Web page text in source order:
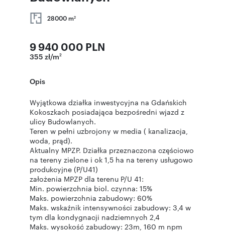
28000 m2
9 940 000 PLN
355 zł/m2
Opis
Wyjątkowa działka inwestycyjna na Gdańskich
Kokoszkach posiadająca bezpośredni wjazd z
ulicy Budowlanych.
Teren w pełni uzbrojony w media ( kanalizacja,
woda, prąd).
Aktualny MPZP. Działka przeznaczona częściowo
na tereny zielone i ok 1,5 ha na tereny usługowo
produkcyjne (P/U41)
założenia MPZP dla terenu P/U 41:
Min. powierzchnia biol. czynna: 15%
Maks. powierzchnia zabudowy: 60%
Maks. wskaźnik intensywności zabudowy: 3,4 w
tym dla kondygnacji nadziemnych 2,4
Maks. wysokość zabudowy: 23m, 160 m npm